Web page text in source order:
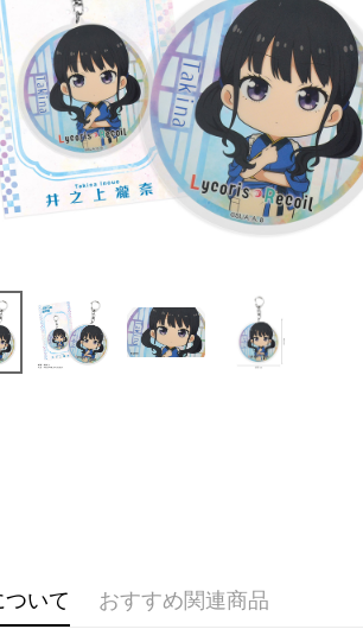
いて おすすめ関連商品